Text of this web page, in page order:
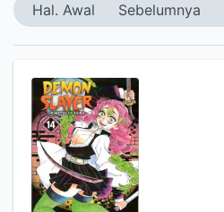
Hal. Awal Sebelumnya